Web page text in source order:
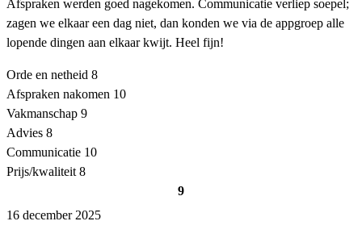
Afspraken werden goed nagekomen. Communicatie verliep soepel;
zagen we elkaar een dag niet, dan konden we via de appgroep alle
lopende dingen aan elkaar kwijt. Heel fijn!
Orde en netheid 8
Afspraken nakomen 10
Vakmanschap 9
Advies 8
Communicatie 10
Prijs/kwaliteit 8
9
16 december 2025